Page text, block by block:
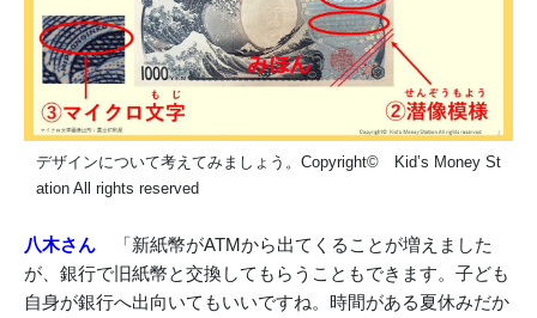
デザインについて考えてみましょう。Copyright© Kid’s Money St
ation All rights reserved
八木さん
「新紙幣がATMから出てくることが増えました
が、銀行で旧紙幣と交換してもらうこともできます。子ども
自身が銀行へ出向いてもいいですね。時間がある夏休みだか